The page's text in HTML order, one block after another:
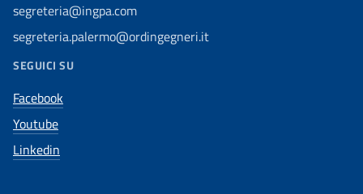
segreteria@ingpa.com
segreteria.palermo@ordingegneri.it
SEGUICI SU
Facebook
Youtube
Linkedin